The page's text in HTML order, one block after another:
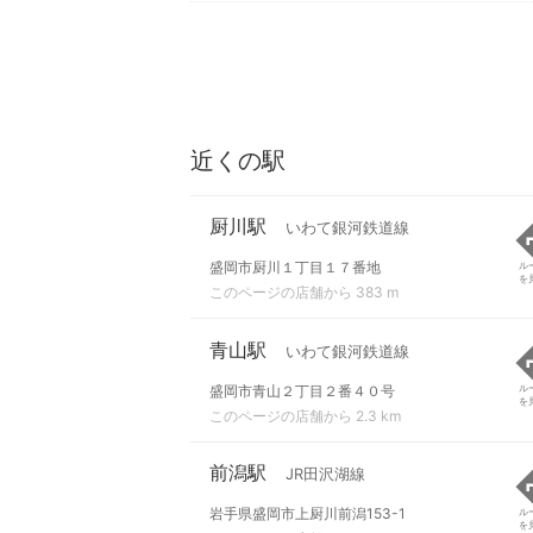
近くの駅
厨川駅 いわて銀河鉄道線
盛岡市厨川１丁目１７番地
このページの店舗から 383 m
ル
を
青山駅 いわて銀河鉄道線
盛岡市青山２丁目２番４０号
このページの店舗から 2.3 km
ル
を
前潟駅 JR田沢湖線
岩手県盛岡市上厨川前潟153-1
ル
を